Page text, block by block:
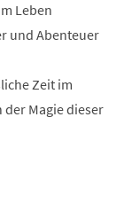
Leben
und Abenteuer
Zeit im
der Magie dieser